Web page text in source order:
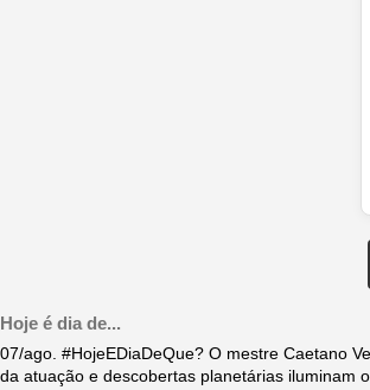
Hoje é dia de...
07/ago. #HojeEDiaDeQue? O mestre Caetano
da atuação e descobertas planetárias iluminam